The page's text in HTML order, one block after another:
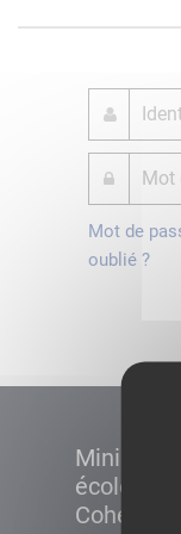
Mot de
oublié ?
Ministère